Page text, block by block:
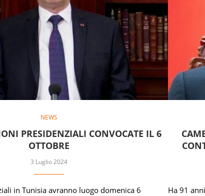
NEWS
PRESIDENZIALI CONVOCATE IL 6
OTTOBRE
3 Luglio 2024
in Tunisia avranno luogo domenica 6
Ha 91